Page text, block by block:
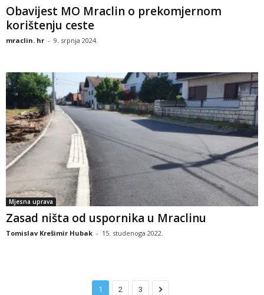
Obavijest MO Mraclin o prekomjernom
korištenju ceste
mraclin. hr - 9. srpnja 2024.
Mjesna uprava
Zasad ništa od uspornika u Mraclinu
Tomislav Krešimir Hubak - 15. studenoga 2022.
1 2 3